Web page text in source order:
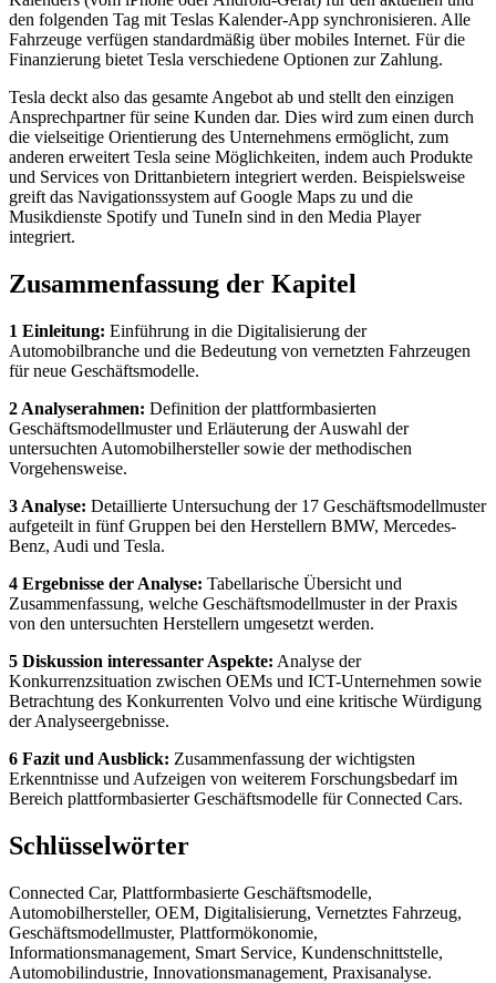
den folgenden Tag mit Teslas Kalender-App synchronisieren. Alle
Fahrzeuge verfügen standardmäßig über mobiles Internet. Für die
Finanzierung bietet Tesla verschiedene Optionen zur Zahlung.
Tesla deckt also das gesamte Angebot ab und stellt den einzigen
Ansprechpartner für seine Kunden dar. Dies wird zum einen durch
die vielseitige Orientierung des Unternehmens ermöglicht, zum
anderen erweitert Tesla seine Möglichkeiten, indem auch Produkte
und Services von Drittanbietern integriert werden. Beispielsweise
greift das Navigationssystem auf Google Maps zu und die
Musikdienste Spotify und TuneIn sind in den Media Player
integriert.
Zusammenfassung der Kapitel
1 Einleitung: Einführung in die Digitalisierung der
Automobilbranche und die Bedeutung von vernetzten Fahrzeugen
für neue Geschäftsmodelle.
2 Analyserahmen: Definition der plattformbasierten
Geschäftsmodellmuster und Erläuterung der Auswahl der
untersuchten Automobilhersteller sowie der methodischen
Vorgehensweise.
3 Analyse: Detaillierte Untersuchung der 17 Geschäftsmodellmuster
aufgeteilt in fünf Gruppen bei den Herstellern BMW, Mercedes-
Benz, Audi und Tesla.
4 Ergebnisse der Analyse: Tabellarische Übersicht und
Zusammenfassung, welche Geschäftsmodellmuster in der Praxis
von den untersuchten Herstellern umgesetzt werden.
5 Diskussion interessanter Aspekte: Analyse der
Konkurrenzsituation zwischen OEMs und ICT-Unternehmen sowie
Betrachtung des Konkurrenten Volvo und eine kritische Würdigung
der Analyseergebnisse.
6 Fazit und Ausblick: Zusammenfassung der wichtigsten
Erkenntnisse und Aufzeigen von weiterem Forschungsbedarf im
Bereich plattformbasierter Geschäftsmodelle für Connected Cars.
Schlüsselwörter
Connected Car, Plattformbasierte Geschäftsmodelle,
Automobilhersteller, OEM, Digitalisierung, Vernetztes Fahrzeug,
Geschäftsmodellmuster, Plattformökonomie,
Informationsmanagement, Smart Service, Kundenschnittstelle,
Automobilindustrie, Innovationsmanagement, Praxisanalyse.